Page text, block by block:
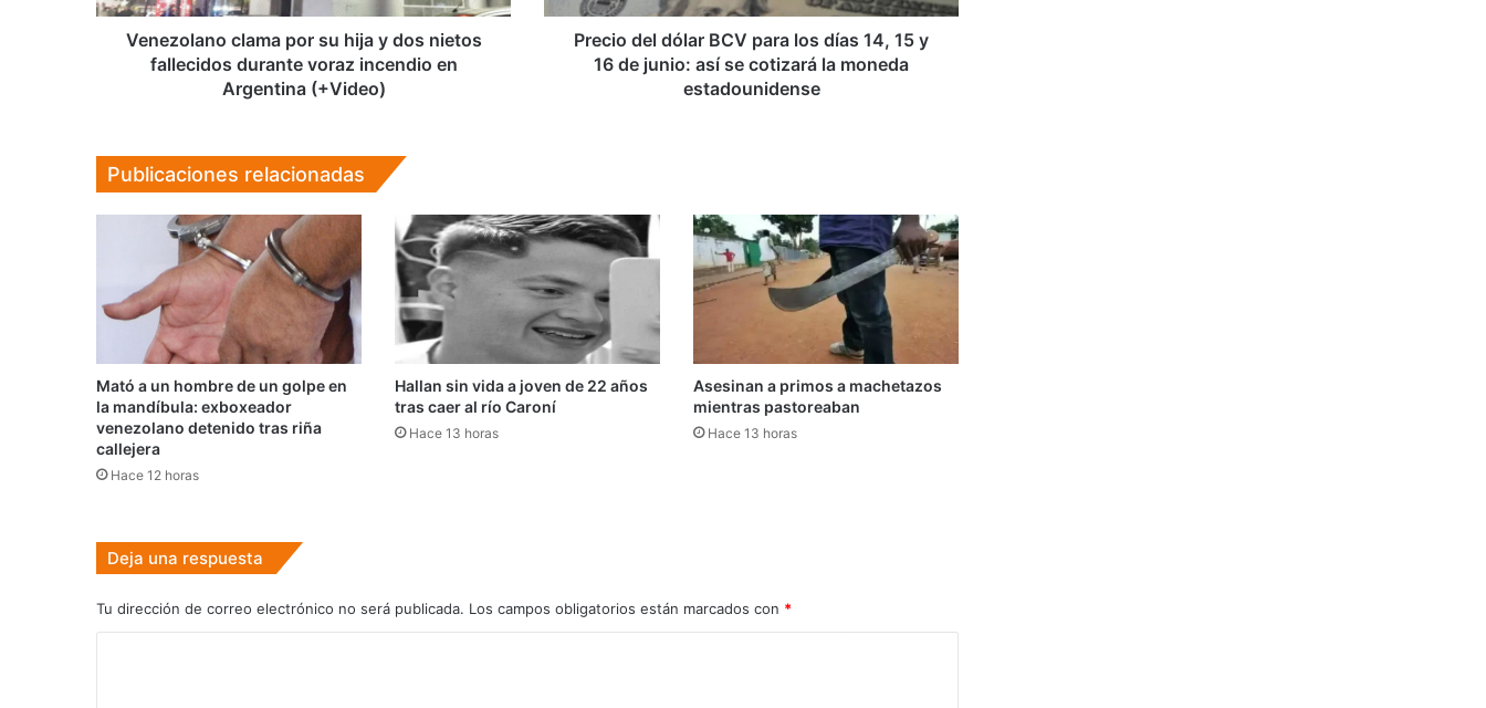
fallecidos
durante
(+Video)
Venezolano clama por su hija y dos nietos
fallecidos durante voraz incendio en
Argentina (+Video)
15
moneda
estadounidense
Precio del dólar BCV para los días 14, 15 y
16 de junio: así se cotizará la moneda
estadounidense
Publicaciones relacionadas
Mató a un hombre de un golpe en
la mandíbula: exboxeador
venezolano detenido tras riña
callejera
Hace 12 horas
Hallan sin vida a joven de 22 años
tras caer al río Caroní
Hace 13 horas
Asesinan a primos a machetazos
mientras pastoreaban
Hace 13 horas
Deja una respuesta
Tu dirección de correo electrónico no será publicada. Los campos obligatorios están marcados con *